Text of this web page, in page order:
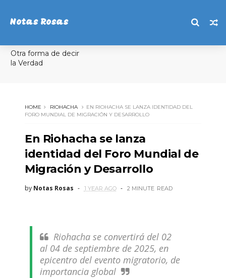
Notas Rosas
Otra forma de decir
la Verdad
HOME RIOHACHA
EN RIOHACHA SE LANZA IDENTIDAD DEL
FORO MUNDIAL DE MIGRACIÓN Y DESARROLLO
En Riohacha se lanza
identidad del Foro Mundial de
Migración y Desarrollo
by Notas Rosas 1 YEAR AGO 2 MINUTE READ
Riohacha se convertirá del 02
al 04 de septiembre de 2025, en
epicentro del evento migratorio, de
importancia global